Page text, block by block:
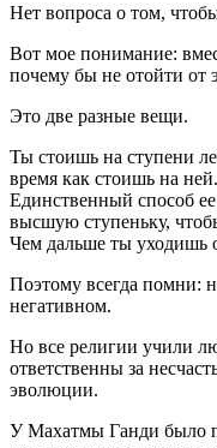
Нет вопроса о том,
Вот мое понимание:
почему бы не отойти от
Это две разные вещи.
Ты стоишь на ступени
время как стоишь на
Единственный способ
высшую ступеньку,
Чем дальше ты уходишь
Поэтому всегда помни:
негативном.
Но все религии учили
ответственны за
эволюции.
У Махатмы Ганди было